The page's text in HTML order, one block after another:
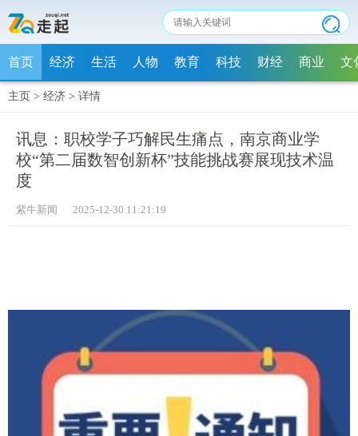
首页 经济 生活 人物 教育 科技 财经 商业 文
主页 > 经济 > 详情
讯息：职校学子巧解民生痛点，南京商业学
校“第二届数智创新杯”技能挑战赛展现技术温
度
紫牛新闻 2025-12-30 11:21:19